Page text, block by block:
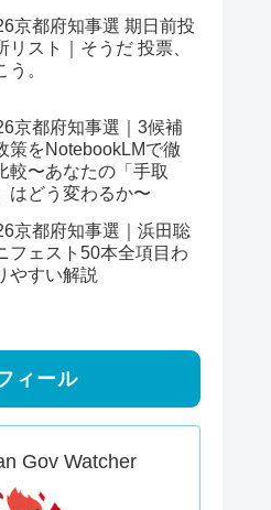
京都府知事選 期日前投
リスト｜そうだ 投票、
う。
京都府知事選｜3候補
策をNotebookLMで徹
較〜あなたの「手取
はどう変わるか〜
京都府知事選｜浜田聡
フェスト50本全項目わ
やすい解説
ィール
Gov Watcher